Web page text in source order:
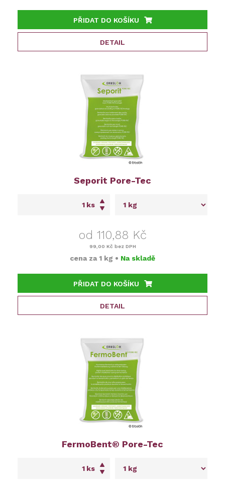
PŘIDAT DO KOŠÍKU
DETAIL
Seporit Pore-Tec
ks
od 110,88 Kč
99,00 Kč bez DPH
cena za 1 kg • Na skladě
PŘIDAT DO KOŠÍKU
DETAIL
FermoBent® Pore-Tec
ks